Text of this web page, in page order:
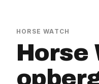
HORSE WATCH
Horse